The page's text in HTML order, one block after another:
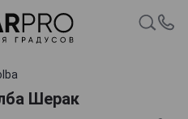
Шерак